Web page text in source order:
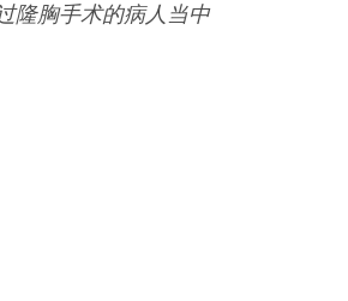
隆胸手术的病人当中